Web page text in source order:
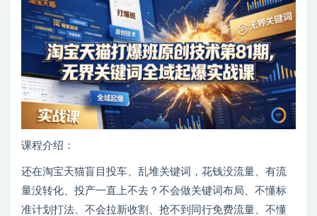
课程介绍：
还在淘宝天猫盲目投车、乱堆关键词，花钱没流量、有流
量没转化、投产一直上不去？不会做关键词布局、不懂标
准计划打法、不会拉新收割、抢不到同行免费流量、不懂